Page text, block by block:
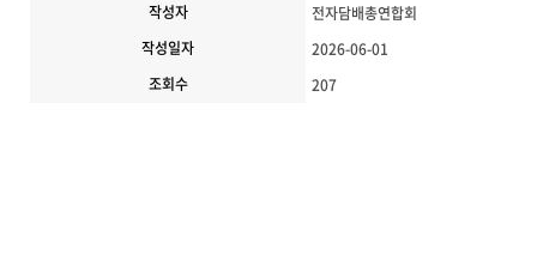
작성자
전자담배총연합회
작성일자
2026-06-01
조회수
207